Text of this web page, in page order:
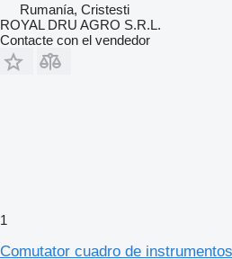
Rumanía, Cristesti
ROYAL DRU AGRO S.R.L.
Contacte con el vendedor
1
Comutator cuadro de